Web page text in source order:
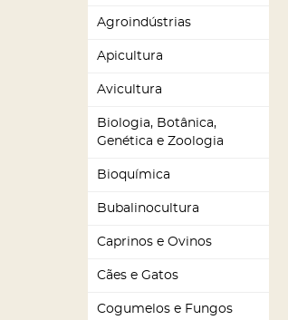
Agroindústrias
Apicultura
Avicultura
Biologia, Botânica,
Genética e Zoologia
Bioquímica
Bubalinocultura
Caprinos e Ovinos
Cães e Gatos
Cogumelos e Fungos